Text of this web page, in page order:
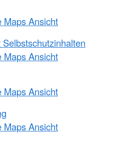
Maps Ansicht
Maps Ansicht
Maps Ansicht
Maps Ansicht